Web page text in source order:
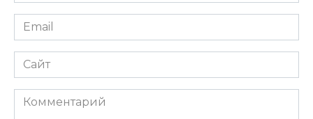
Email
*
Сайт
Комментарий